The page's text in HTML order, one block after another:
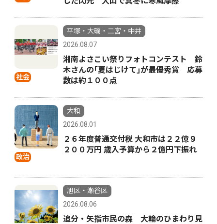
社会
平塚・大磯・二宮・中井
2026.08.07
湘南よさこい祭りフォトコンテスト 鈴
木さんの｢夏はじけて｣が最優秀賞 応募
数は約１００点
政治
大和
2026.08.01
２６年度普通交付税 大和市は２２億９
２００万円 歳入予算から２億円下振れ
旭区・瀬谷区
2026.08.06
追分・矢指市民の森 大輪のひまわり見